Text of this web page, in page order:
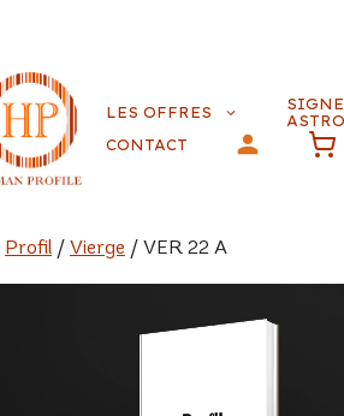
LES OFFRES
CONTACT
Profil / Vierge / VER 22 A